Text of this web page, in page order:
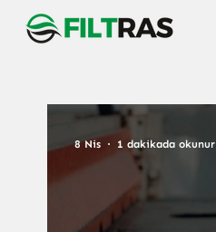
8 Nis 1 dakikada okunur